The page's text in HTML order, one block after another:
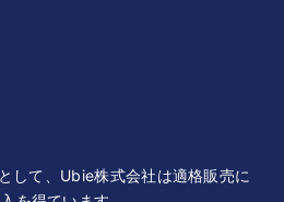
して、Ubie株式会社は適格販売に